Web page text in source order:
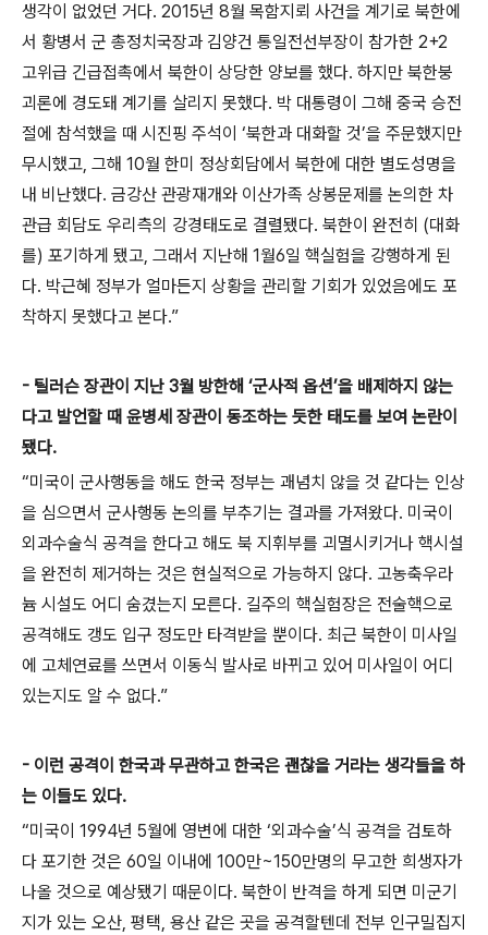
생각이 없었던 거다. 2015년 8월 목함지뢰 사건을 계기로 북한에
서 황병서 군 총정치국장과 김양건 통일전선부장이 참가한 2+2
고위급 긴급접촉에서 북한이 상당한 양보를 했다. 하지만 북한붕
괴론에 경도돼 계기를 살리지 못했다. 박 대통령이 그해 중국 승전
절에 참석했을 때 시진핑 주석이 ‘북한과 대화할 것’을 주문했지만
무시했고, 그해 10월 한미 정상회담에서 북한에 대한 별도성명을
내 비난했다. 금강산 관광재개와 이산가족 상봉문제를 논의한 차
관급 회담도 우리측의 강경태도로 결렬됐다. 북한이 완전히 (대화
를) 포기하게 됐고, 그래서 지난해 1월6일 핵실험을 강행하게 된
다. 박근혜 정부가 얼마든지 상황을 관리할 기회가 있었음에도 포
착하지 못했다고 본다.”
- 틸러슨 장관이 지난 3월 방한해 ‘군사적 옵션’을 배제하지 않는
다고 발언할 때 윤병세 장관이 동조하는 듯한 태도를 보여 논란이
됐다.
“미국이 군사행동을 해도 한국 정부는 괘념치 않을 것 같다는 인상
을 심으면서 군사행동 논의를 부추기는 결과를 가져왔다. 미국이
외과수술식 공격을 한다고 해도 북 지휘부를 괴멸시키거나 핵시설
을 완전히 제거하는 것은 현실적으로 가능하지 않다. 고농축우라
늄 시설도 어디 숨겼는지 모른다. 길주의 핵실험장은 전술핵으로
공격해도 갱도 입구 정도만 타격받을 뿐이다. 최근 북한이 미사일
에 고체연료를 쓰면서 이동식 발사로 바뀌고 있어 미사일이 어디
있는지도 알 수 없다.”
- 이런 공격이 한국과 무관하고 한국은 괜찮을 거라는 생각들을 하
는 이들도 있다.
“미국이 1994년 5월에 영변에 대한 ‘외과수술’식 공격을 검토하
다 포기한 것은 60일 이내에 100만~150만명의 무고한 희생자가
나올 것으로 예상됐기 때문이다. 북한이 반격을 하게 되면 미군기
지가 있는 오산, 평택, 용산 같은 곳을 공격할텐데 전부 인구밀집지